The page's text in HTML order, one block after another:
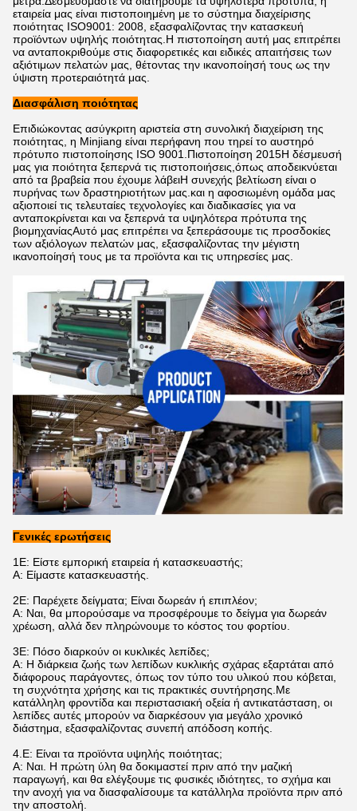
εταιρεία μας είναι πιστοποιημένη με το σύστημα διαχείρισης
ποιότητας ISO9001: 2008, εξασφαλίζοντας την κατασκευή
προϊόντων υψηλής ποιότητας.Η πιστοποίηση αυτή μας επιτρέπει
να ανταποκριθούμε στις διαφορετικές και ειδικές απαιτήσεις των
αξιότιμων πελατών μας, θέτοντας την ικανοποίησή τους ως την
ύψιστη προτεραιότητά μας.
Διασφάλιση ποιότητας
Επιδιώκοντας ασύγκριτη αριστεία στη συνολική διαχείριση της
ποιότητας, η Minjiang είναι περήφανη που τηρεί το αυστηρό
πρότυπο πιστοποίησης ISO 9001.Πιστοποίηση 2015Η δέσμευσή
μας για ποιότητα ξεπερνά τις πιστοποιήσεις,όπως αποδεικνύεται
από τα βραβεία που έχουμε λάβειΗ συνεχής βελτίωση είναι ο
πυρήνας των δραστηριοτήτων μας.και η αφοσιωμένη ομάδα μας
αξιοποιεί τις τελευταίες τεχνολογίες και διαδικασίες για να
ανταποκρίνεται και να ξεπερνά τα υψηλότερα πρότυπα της
βιομηχανίαςΑυτό μας επιτρέπει να ξεπεράσουμε τις προσδοκίες
των αξιόλογων πελατών μας, εξασφαλίζοντας την μέγιστη
ικανοποίησή τους με τα προϊόντα και τις υπηρεσίες μας.
Γενικές ερωτήσεις
1Ε: Είστε εμπορική εταιρεία ή κατασκευαστής;
Α: Είμαστε κατασκευαστής.
2Ε: Παρέχετε δείγματα; Είναι δωρεάν ή επιπλέον;
Α: Ναι, θα μπορούσαμε να προσφέρουμε το δείγμα για δωρεάν
χρέωση, αλλά δεν πληρώνουμε το κόστος του φορτίου.
3Ε: Πόσο διαρκούν οι κυκλικές λεπίδες;
Α: Η διάρκεια ζωής των λεπίδων κυκλικής σχάρας εξαρτάται από
διάφορους παράγοντες, όπως τον τύπο του υλικού που κόβεται,
τη συχνότητα χρήσης και τις πρακτικές συντήρησης.Με
κατάλληλη φροντίδα και περιστασιακή οξεία ή αντικατάσταση, οι
λεπίδες αυτές μπορούν να διαρκέσουν για μεγάλο χρονικό
διάστημα, εξασφαλίζοντας συνεπή απόδοση κοπής.
4. Ε: Είναι τα προϊόντα υψηλής ποιότητας;
Α: Ναι. Η πρώτη ύλη θα δοκιμαστεί πριν από την μαζική
παραγωγή, και θα ελέγξουμε τις φυσικές ιδιότητες, το σχήμα και
την ανοχή για να διασφαλίσουμε τα κατάλληλα προϊόντα πριν από
την αποστολή.